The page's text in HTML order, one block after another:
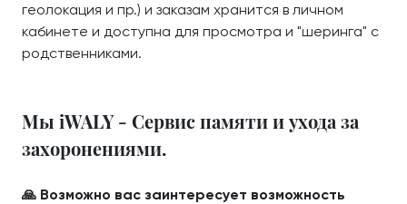
геолокация и пр.) и заказам хранится в личном
кабинете и доступна для просмотра и "шеринга" с
родственниками.
Мы iWALY - Сервис памяти и ухода за
захоронениями.
🙏 Возможно вас заинтересует возможность